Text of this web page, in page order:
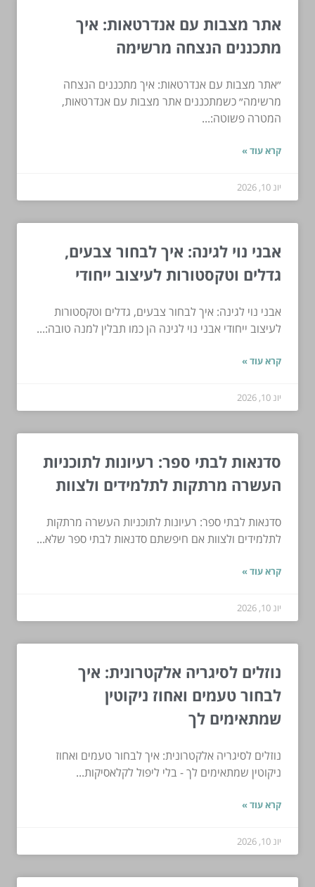
אתר מצבות עם אנדרטאות: איך
מתכננים הנצחה מרשימה
״אתר מצבות עם אנדרטאות: איך מתכננים הנצחה
מרשימה״ כשמתכננים אתר מצבות עם אנדרטאות,
המטרה פשוטה:...
קרא עוד »
יונ 10, 2026
אבני נוי לגינה: איך לבחור צבעים,
גדלים וטקסטורות לעיצוב ייחודי
אבני נוי לגינה: איך לבחור צבעים, גדלים וטקסטורות
לעיצוב ייחודי אבני נוי לגינה הן כמו תבלין למנה טובה:...
קרא עוד »
יונ 10, 2026
סדנאות לבתי ספר: רעיונות לתוכניות
העשרה מרתקות לתלמידים ולצוות
סדנאות לבתי ספר: רעיונות לתוכניות העשרה מרתקות
לתלמידים ולצוות אם חיפשתם סדנאות לבתי ספר שלא...
קרא עוד »
יונ 10, 2026
נוזלים לסיגריה אלקטרונית: איך
לבחור טעמים ואחוז ניקוטין
שמתאימים לך
נוזלים לסיגריה אלקטרונית: איך לבחור טעמים ואחוז
ניקוטין שמתאימים לך - בלי ליפול לקלאסיקות...
קרא עוד »
יונ 10, 2026